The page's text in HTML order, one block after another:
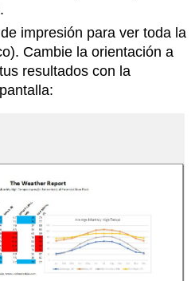
impresión para ver toda la
Cambie la orientación a
resultados con la